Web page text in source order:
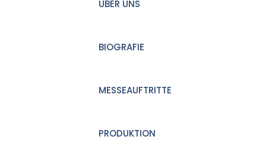
ÜBER UNS
BIOGRAFIE
MESSEAUFTRITTE
PRODUKTION